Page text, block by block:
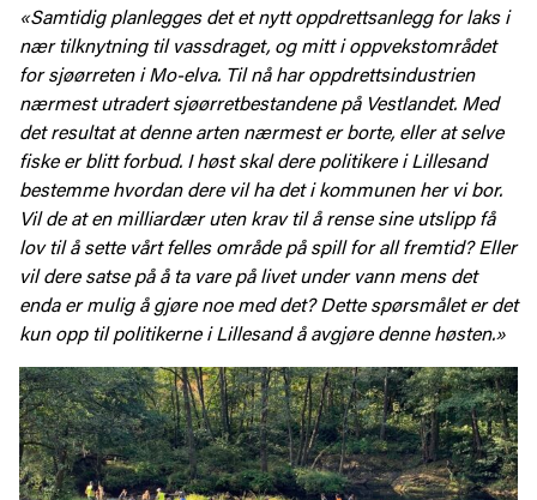
«Samtidig planlegges det et nytt oppdrettsanlegg for laks i
nær tilknytning til vassdraget, og mitt i oppvekstområdet
for sjøørreten i Mo-elva. Til nå har oppdrettsindustrien
nærmest utradert sjøørretbestandene på Vestlandet. Med
det resultat at denne arten nærmest er borte, eller at selve
fiske er blitt forbud. I høst skal dere politikere i Lillesand
bestemme hvordan dere vil ha det i kommunen her vi bor.
Vil de at en milliardær uten krav til å rense sine utslipp få
lov til å sette vårt felles område på spill for all fremtid? Eller
vil dere satse på å ta vare på livet under vann mens det
enda er mulig å gjøre noe med det? Dette spørsmålet er det
kun opp til politikerne i Lillesand å avgjøre denne høsten.»